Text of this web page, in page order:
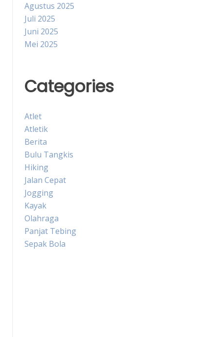
Agustus 2025
Juli 2025
Juni 2025
Mei 2025
Categories
Atlet
Atletik
Berita
Bulu Tangkis
Hiking
Jalan Cepat
Jogging
Kayak
Olahraga
Panjat Tebing
Sepak Bola